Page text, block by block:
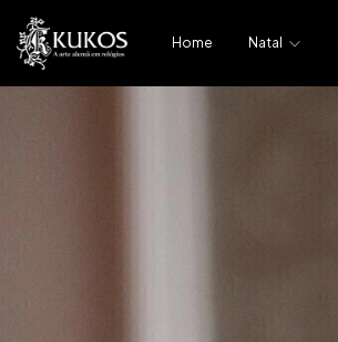
Home Natal